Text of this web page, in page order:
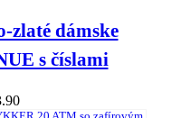
zlaté dámske
s číslami